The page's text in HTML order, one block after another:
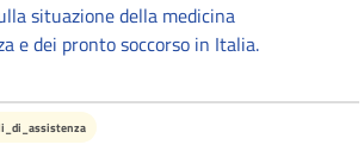
situazione della medicina
e dei pronto soccorso in Italia.